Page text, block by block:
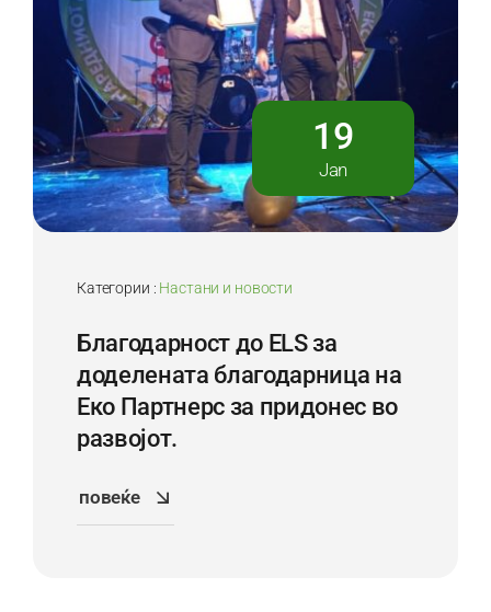
19
Jan
Категории : Настани и новости
Благодарност до ELS за
доделената благодарница на
Еко Партнерс за придонес во
развојот.
повеќе